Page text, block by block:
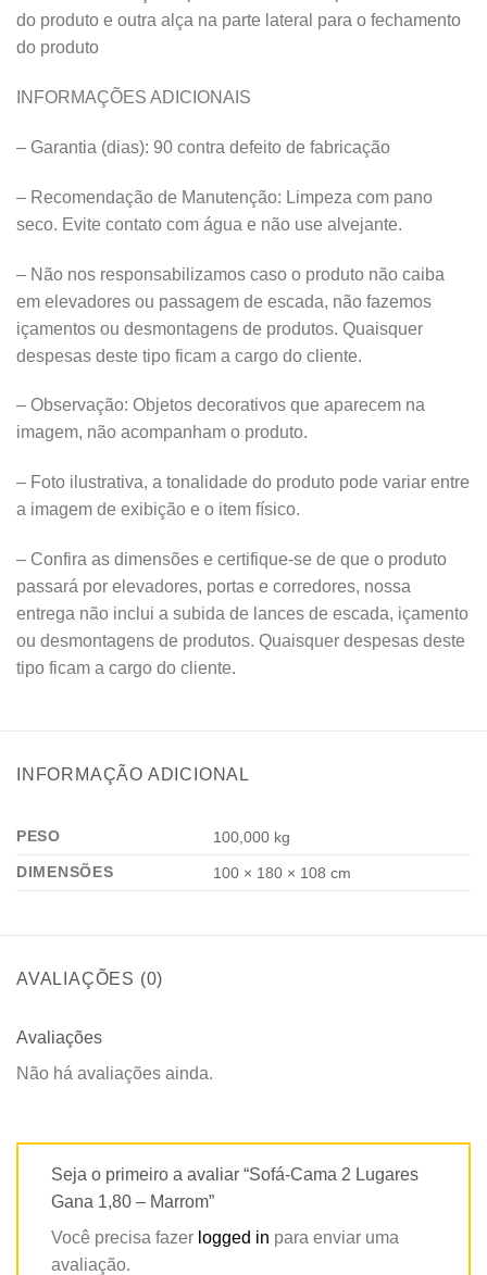
do produto e outra alça na parte lateral para o fechamento
do produto
INFORMAÇÕES ADICIONAIS
– Garantia (dias): 90 contra defeito de fabricação
– Recomendação de Manutenção: Limpeza com pano
seco. Evite contato com água e não use alvejante.
– Não nos responsabilizamos caso o produto não caiba
em elevadores ou passagem de escada, não fazemos
içamentos ou desmontagens de produtos. Quaisquer
despesas deste tipo ficam a cargo do cliente.
– Observação: Objetos decorativos que aparecem na
imagem, não acompanham o produto.
– Foto ilustrativa, a tonalidade do produto pode variar entre
a imagem de exibição e o item físico.
– Confira as dimensões e certifique-se de que o produto
passará por elevadores, portas e corredores, nossa
entrega não inclui a subida de lances de escada, içamento
ou desmontagens de produtos. Quaisquer despesas deste
tipo ficam a cargo do cliente.
INFORMAÇÃO ADICIONAL
PESO
100,000 kg
DIMENSÕES
100 × 180 × 108 cm
AVALIAÇÕES (0)
Avaliações
Não há avaliações ainda.
Seja o primeiro a avaliar “Sofá-Cama 2 Lugares
Gana 1,80 – Marrom”
Você precisa fazer logged in para enviar uma
avaliação.